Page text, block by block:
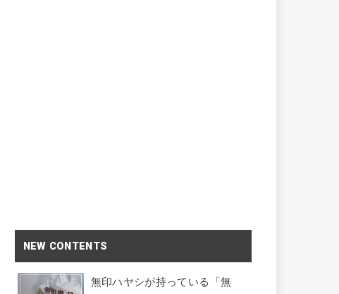
NEW CONTENTS
無印ハヤシが持っている「無